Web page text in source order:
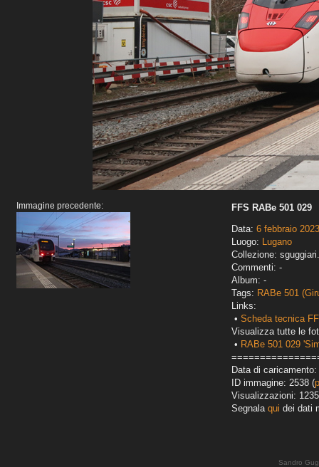
Immagine precedente:
FFS RABe 501 029
Data: 6 febbraio 2023
Luogo: Lugano
Collezione:
Commenti: -
Album: -
Tags: RABe 501
Links:
• Scheda tecnica
Visualizza tutte le
• RABe 501 029
Data di
ID immagine: 2538 (
Visualizzazioni: 1235
Segnala qui dei dati
Sandro